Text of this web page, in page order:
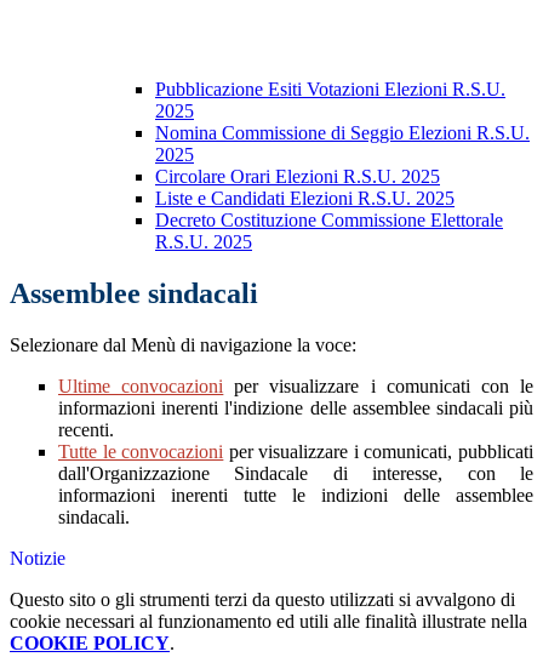
Pubblicazione Esiti Votazioni Elezioni R.S.U.
2025
Nomina Commissione di Seggio Elezioni R.S.U.
2025
Circolare Orari Elezioni R.S.U. 2025
Liste e Candidati Elezioni R.S.U. 2025
Decreto Costituzione Commissione Elettorale
R.S.U. 2025
Assemblee sindacali
Selezionare dal Menù di navigazione la voce:
Ultime convocazioni per visualizzare i comunicati con le
informazioni inerenti l'indizione delle assemblee sindacali più
recenti.
Tutte le convocazioni per visualizzare i comunicati, pubblicati
dall'Organizzazione Sindacale di interesse, con le
informazioni inerenti tutte le indizioni delle assemblee
sindacali.
Notizie
Questo sito o gli strumenti terzi da questo utilizzati si avvalgono di
cookie necessari al funzionamento ed utili alle finalità illustrate nella
COOKIE POLICY.